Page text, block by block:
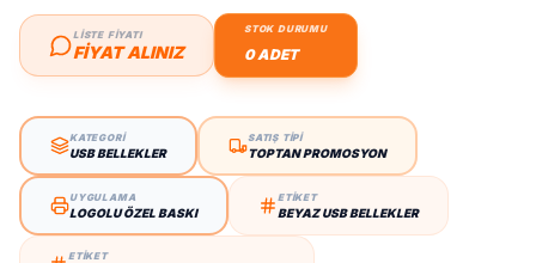
LİSTE FİYATI
FIYAT ALINIZ
STOK DURUMU
0 ADET
KATEGORİ
USB BELLEKLER
SATIŞ TİPİ
TOPTAN PROMOSYON
UYGULAMA
LOGOLU ÖZEL BASKI
ETİKET
BEYAZ USB BELLEKLER
ETİKET